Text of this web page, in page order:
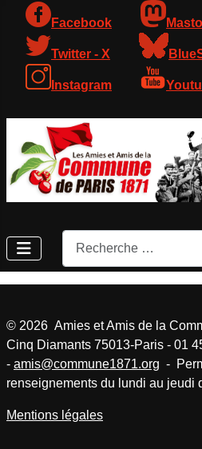
Facebook
Twitter - X
Instagram
Rechercher
© 2026 Amies et Amis de la
Cinq Diamants 75013-Paris - 01
- amis@commune1871.org -
renseignements du lundi au jeudi
Mentions légales